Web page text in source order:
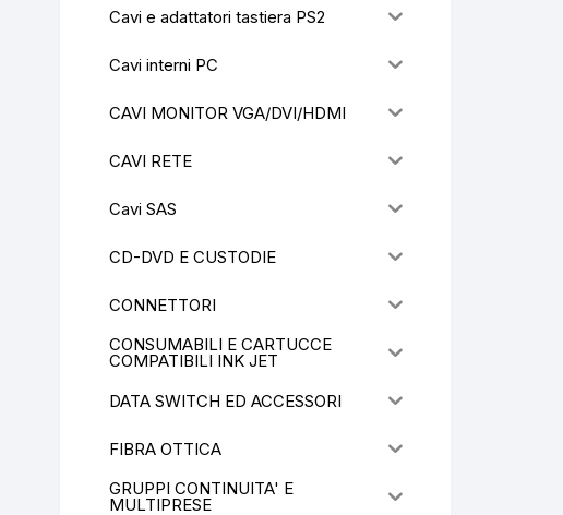
Cavi e adattatori tastiera PS2
Cavi interni PC
CAVI MONITOR VGA/DVI/HDMI
CAVI RETE
Cavi SAS
CD-DVD E CUSTODIE
CONNETTORI
CONSUMABILI E CARTUCCE
COMPATIBILI INK JET
DATA SWITCH ED ACCESSORI
FIBRA OTTICA
GRUPPI CONTINUITA' E
MULTIPRESE